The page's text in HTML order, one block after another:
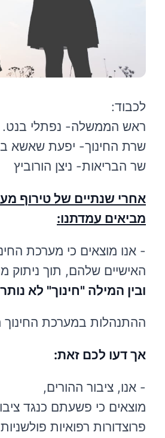
לכבוד:
ראש הממשלה- נפתלי בנט.
שרת החינוך- יפעת שאשא
שר הבריאות- ניצן הורוביץ
אחרי שנתיים של טירוף
מביאים עמדתנו:
- אנו מוצאים כי מערכת
האישיים שלהם, תוך
ובין המילה "חינוך" לא
ההתנהלות במערכת החינוך
אך דעו לכם זאת:
- אנו, ציבור ההורים,
מוצאים כי פשעתם כנגד
פרוצדורות רפואיות